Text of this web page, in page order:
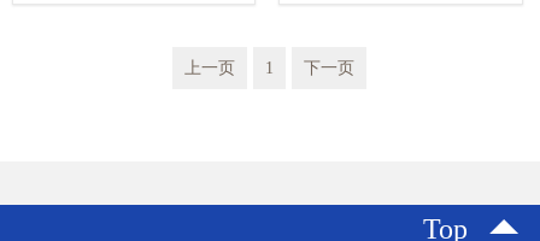
上一页 1 下一页
Top